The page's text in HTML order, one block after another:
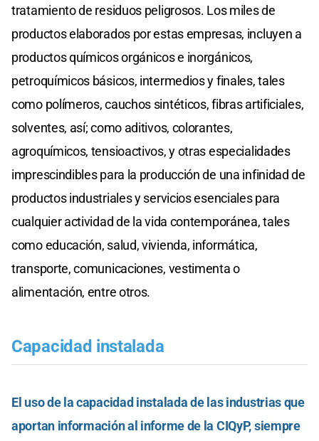
tratamiento de residuos peligrosos. Los miles de
productos elaborados por estas empresas, incluyen a
productos químicos orgánicos e inorgánicos,
petroquímicos básicos, intermedios y finales, tales
como polímeros, cauchos sintéticos, fibras artificiales,
solventes, así; como aditivos, colorantes,
agroquímicos, tensioactivos, y otras especialidades
imprescindibles para la producción de una infinidad de
productos industriales y servicios esenciales para
cualquier actividad de la vida contemporánea, tales
como educación, salud, vivienda, informática,
transporte, comunicaciones, vestimenta o
alimentación, entre otros.
Capacidad instalada
El uso de la capacidad instalada de las industrias que
aportan información al informe de la CIQyP, siempre